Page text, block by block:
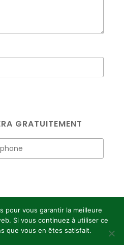
GRATUITEMENT
pour vous garantir la meilleure
Si vous continuez à utiliser ce
que vous en êtes satisfait.